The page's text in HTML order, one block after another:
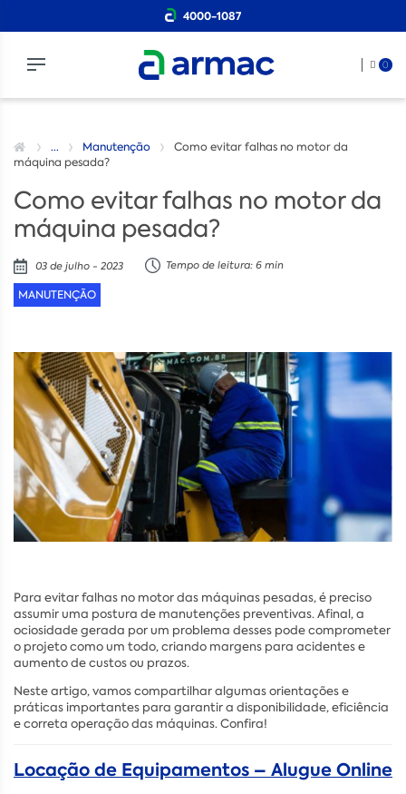
4000-1087
0
... Manutenção
Como evitar falhas no motor da
máquina pesada?
Como evitar falhas no motor da
máquina pesada?
03 de julho - 2023 Tempo de leitura: 6 min
MANUTENÇÃO
Para evitar falhas no motor das máquinas pesadas, é preciso
assumir uma postura de manutenções preventivas. Afinal, a
ociosidade gerada por um problema desses pode comprometer
o projeto como um todo, criando margens para acidentes e
aumento de custos ou prazos.
Neste artigo, vamos compartilhar algumas orientações e
práticas importantes para garantir a disponibilidade, eficiência
e correta operação das máquinas. Confira!
Locação de Equipamentos – Alugue Online